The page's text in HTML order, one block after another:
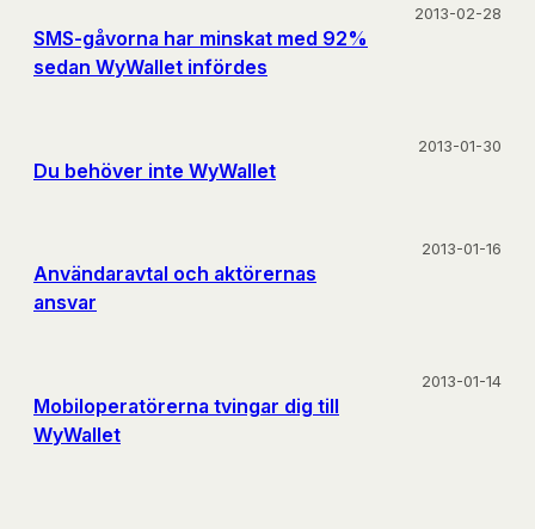
SMS-gåvorna har minskat med 92%
sedan WyWallet infördes
2013-02-28
Du behöver inte WyWallet
2013-01-30
Användaravtal och aktörernas
ansvar
2013-01-16
Mobiloperatörerna tvingar dig till
WyWallet
2013-01-14